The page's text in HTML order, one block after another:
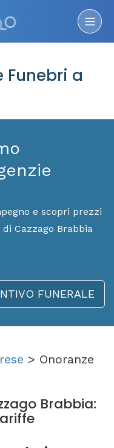
Funebri a
e scopri prezzi
Cazzago Brabbia
FUNERALE
> Onoranze
Brabbia: